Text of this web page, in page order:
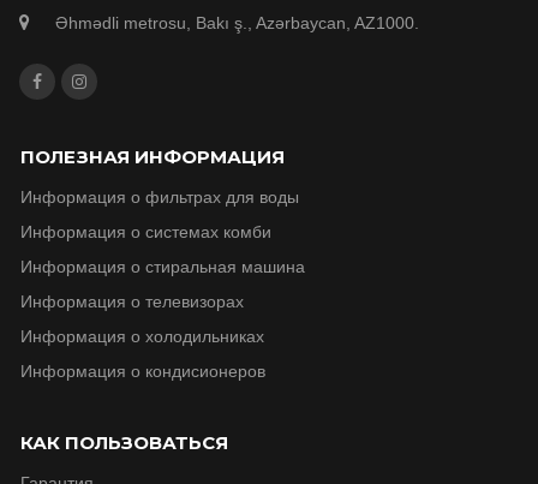
Əhmədli metrosu, Bakı ş., Azərbaycan, AZ1000.
ПОЛЕЗНАЯ ИНФОРМАЦИЯ
Информация о фильтрах для воды
Информация о системах комби
Информация о стиральная машина
Информация о телевизорax
Информация о холодильниках
Информация о кондисионеров
КАК ПОЛЬЗОВАТЬСЯ